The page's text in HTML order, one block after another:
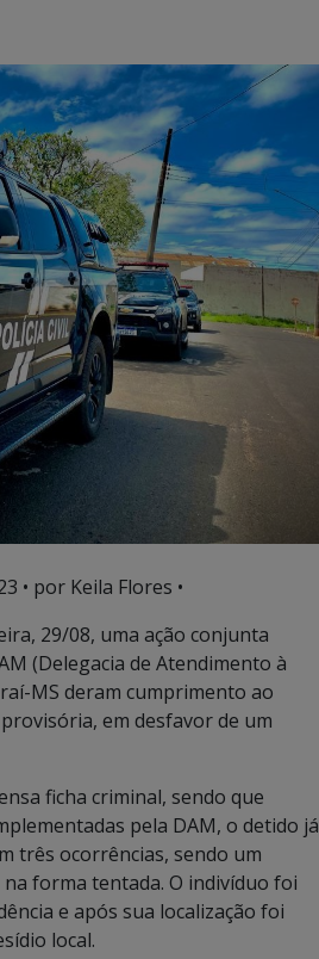
• por Keila Flores •
29/08, uma ação conjunta
(Delegacia de Atendimento à
MS deram cumprimento ao
em desfavor de um
ficha criminal, sendo que
pela DAM, o detido já
três ocorrências, sendo um
forma tentada. O indivíduo foi
e após sua localização foi
local.